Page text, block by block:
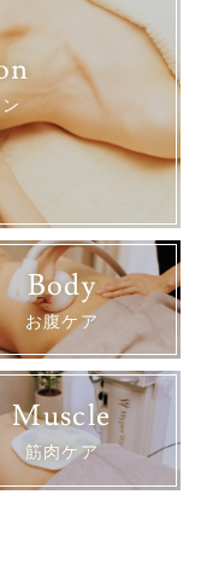
Body
お腹ケア
Muscle
筋肉ケア